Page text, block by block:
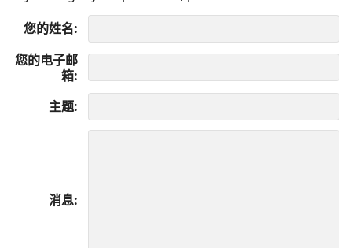
您的姓名
您的电子邮
箱
主题
消息